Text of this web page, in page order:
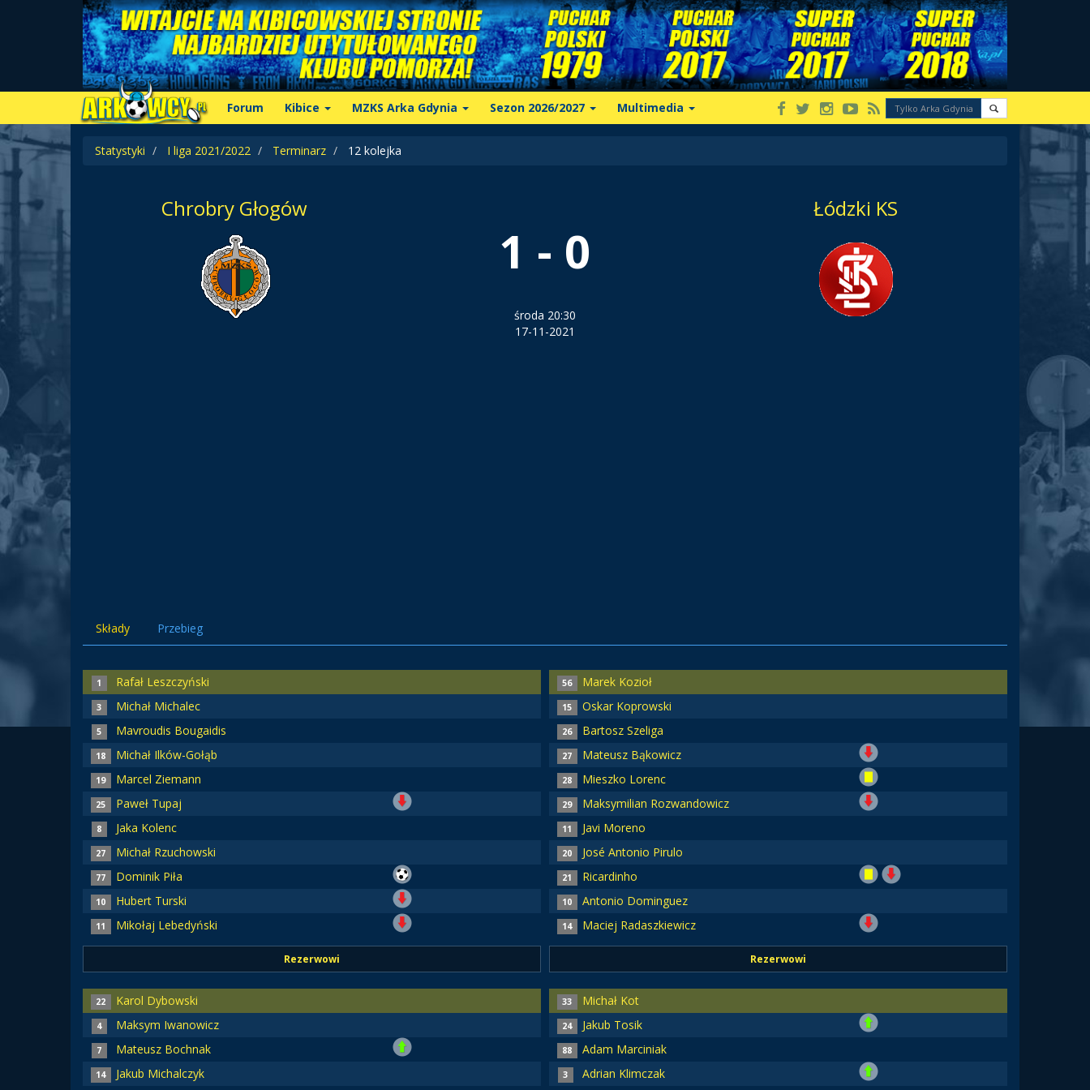
Forum Kibice MZKS Arka Gdynia Sezon 2026/2027 Multimedia
Statystyki I liga 2021/2022 Terminarz 12 kolejka
Chrobry Głogów
1 - 0
środa 20:30
17-11-2021
Łódzki KS
Składy Przebieg
1 Rafał Leszczyński
3 Michał Michalec
5 Mavroudis Bougaidis
18 Michał Ilków-Gołąb
19 Marcel Ziemann
25 Paweł Tupaj
8 Jaka Kolenc
27 Michał Rzuchowski
77 Dominik Piła
10 Hubert Turski
11 Mikołaj Lebedyński
Rezerwowi
22 Karol Dybowski
4 Maksym Iwanowicz
7 Mateusz Bochnak
14 Jakub Michalczyk
56 Marek Kozioł
15 Oskar Koprowski
26 Bartosz Szeliga
27 Mateusz Bąkowicz
28 Mieszko Lorenc
29 Maksymilian Rozwandowicz
11 Javi Moreno
20 José Antonio Pirulo
21 Ricardinho
10 Antonio Dominguez
14 Maciej Radaszkiewicz
Rezerwowi
33 Michał Kot
24 Jakub Tosik
88 Adam Marciniak
3 Adrian Klimczak